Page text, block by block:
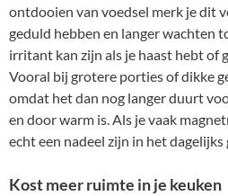
ontdooien van voedsel merk je dit
geduld hebben en langer wachten
irritant kan zijn als je haast hebt of
Vooral bij grotere porties of dikke
omdat het dan nog langer duurt
en door warm is. Als je vaak
echt een nadeel zijn in het dagelijks
Kost meer ruimte in je keuken